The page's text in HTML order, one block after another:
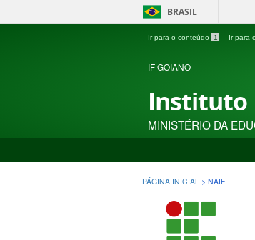
BRASIL
Ir para o conteúdo 1 Ir para
IF GOIANO
Instituto
MINISTÉRIO DA
PÁGINA INICIAL > NAIF